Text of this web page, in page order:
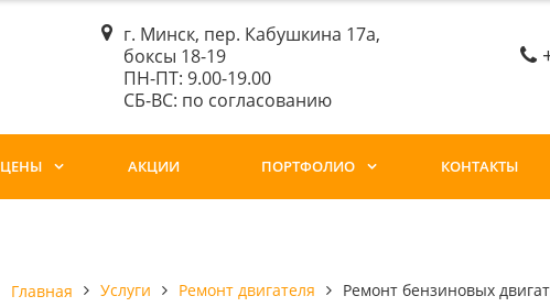
г. Минск, пер. Кабушкина 17а,
боксы 18-19
ПН-ПТ: 9.00-19.00
СБ-ВС: по согласованию
ЦЕНЫ АКЦИИ ПОРТФОЛИО КОНТАКТЫ
Главная Услуги Ремонт двигателя Ремонт бензиновых